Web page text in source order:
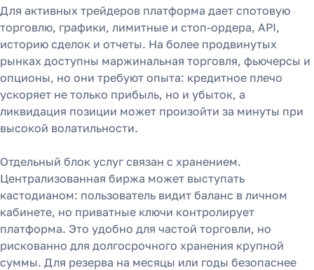
Для активных трейдеров платформа дает спотовую
торговлю, графики, лимитные и стоп-ордера, API,
историю сделок и отчеты. На более продвинутых
рынках доступны маржинальная торговля, фьючерсы и
опционы, но они требуют опыта: кредитное плечо
ускоряет не только прибыль, но и убыток, а
ликвидация позиции может произойти за минуты при
высокой волатильности.
Отдельный блок услуг связан с хранением.
Централизованная биржа может выступать
кастодианом: пользователь видит баланс в личном
кабинете, но приватные ключи контролирует
платформа. Это удобно для частой торговли, но
рискованно для долгосрочного хранения крупной
суммы. Для резерва на месяцы или годы безопаснее